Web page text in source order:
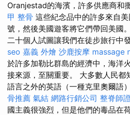
Oranjestad的海濱，許多供應商和
甲 整骨 這些紀念品中的許多來自
號，然後美國遊客將它們帶回美國。
二十個人試圖讓我們在徒步旅行中
seo 嘉義 外燴 沙鹿按摩 massage
於許多加勒比群島的經濟中，海洋
接來源，至關重要。 大多數人民都
語言之外的英語（一種克里奧爾語
骨推薦 氣結 網路行銷公司 整脊師
國主義很強烈，但是他們的毒品在